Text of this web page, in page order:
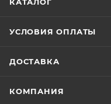
УСЛОВИЯ ОПЛАТЫ
ДОСТАВКА
КОМПАНИЯ